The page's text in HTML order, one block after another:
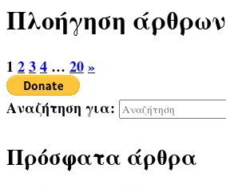
Πλοήγηση άρθρων
1 234 … 20»
Αναζήτηση για:
Πρόσφατα άρθρα